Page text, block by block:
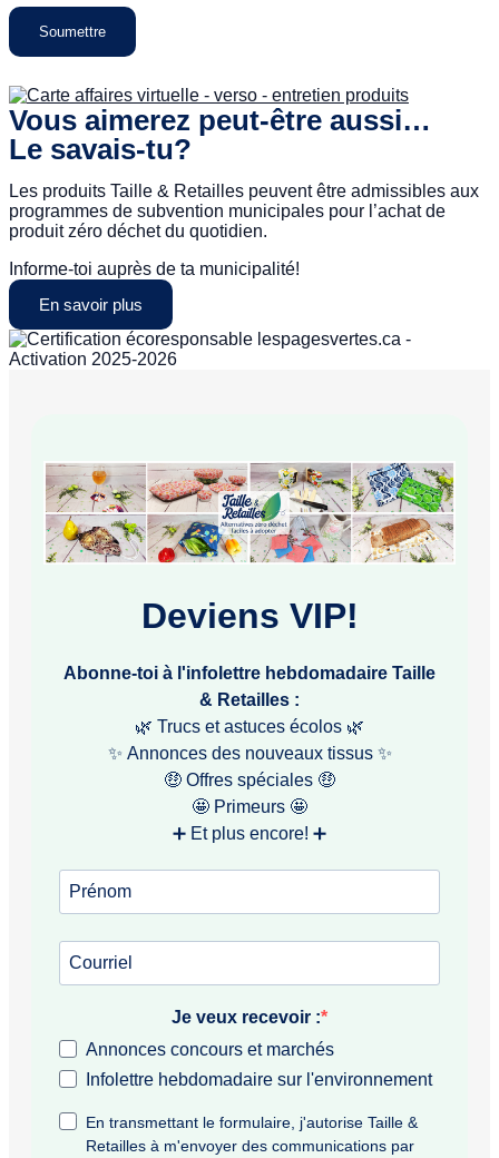
Vous aimerez peut-être aussi…
Le savais-tu?
Les produits Taille & Retailles peuvent être admissibles aux
programmes de subvention municipales pour l’achat de
produit zéro déchet du quotidien.
Informe-toi auprès de ta municipalité!
En savoir plus